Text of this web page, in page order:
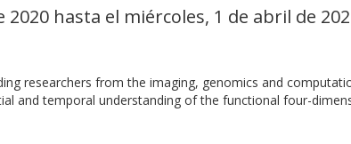
hasta el miércoles, 1 de abril de
researchers from the imaging, genomics and
and temporal understanding of the functional four-